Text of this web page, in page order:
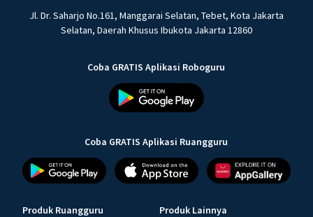
Jl. Dr. Saharjo No.161, Manggarai Selatan, Tebet, Kota Jakarta
Selatan, Daerah Khusus Ibukota Jakarta 12860
Coba GRATIS Aplikasi Roboguru
Coba GRATIS Aplikasi Ruangguru
Produk Ruangguru Produk Lainnya